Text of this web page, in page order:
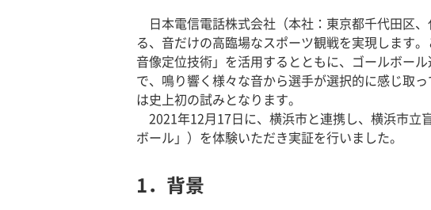
日本電信電話株式会社（本社：東京都千代田区
る、音だけの高臨場なスポーツ観戦を実現します
音像定位技術」を活用するとともに、ゴールボー
で、鳴り響く様々な音から選手が選択的に感じ取
は史上初の試みとなります。
2021年12月17日に、横浜市と連携し、横浜市立
ボール」）を体験いただき実証を行いました。
1．背景